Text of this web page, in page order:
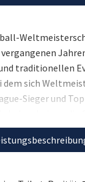
traditionellen
sich
Sieger und
haben bei uns die
signierte Trikot
Kevin